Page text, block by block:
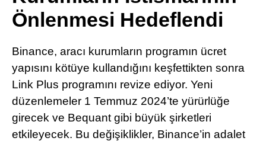
LinkedIn
Telegram
Önlenmesi Hedeflendi
Binance, aracı kurumların programın ücret
yapısını kötüye kullandığını keşfettikten sonra
Link Plus programını revize ediyor. Yeni
düzenlemeler 1 Temmuz 2024’te yürürlüğe
girecek ve Bequant gibi büyük şirketleri
etkileyecek. Bu değişiklikler, Binance’in adalet